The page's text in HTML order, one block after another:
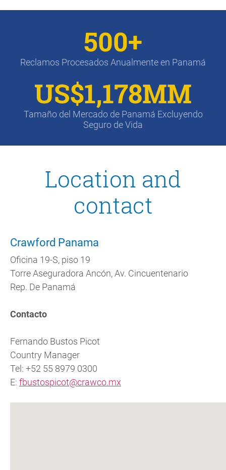
500+
Reclamos Procesados Anualmente en Panamá
US$1,178MM
Tamaño del Mercado de Panamá Excluyendo
Seguro de Vida
Location and
contact
Crawford Panama
Oficina 19-S, piso 19
Torre Aseguradora Ancón, Av. Cincuentenario
Rep. De Panamá
Contacto
Fernando Bustos Picot
Country Manager
Tel: +52 55 8979 0300
E: fbustospicot@crawco.mx